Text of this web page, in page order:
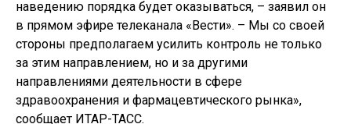
наведению порядка будет оказываться, – заявил он
в прямом эфире телеканала «Вести». – Мы со своей
стороны предполагаем усилить контроль не только
за этим направлением, но и за другими
направлениями деятельности в сфере
здравоохранения и фармацевтического рынка»,
сообщает ИТАР-ТАСС.